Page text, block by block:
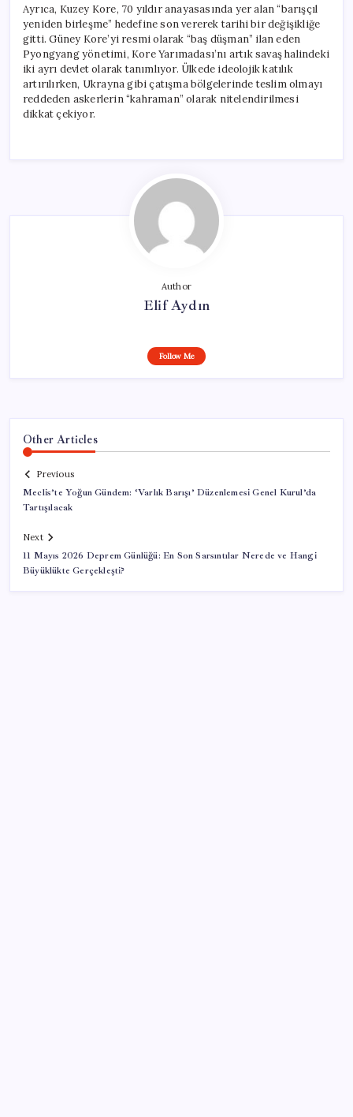
Ayrıca, Kuzey Kore, 70 yıldır anayasasında yer alan “barışçıl
yeniden birleşme” hedefine son vererek tarihi bir değişikliğe
gitti. Güney Kore’yi resmi olarak “baş düşman” ilan eden
Pyongyang yönetimi, Kore Yarımadası’nı artık savaş halindeki
iki ayrı devlet olarak tanımlıyor. Ülkede ideolojik katılık
artırılırken, Ukrayna gibi çatışma bölgelerinde teslim olmayı
reddeden askerlerin “kahraman” olarak nitelendirilmesi
dikkat çekiyor.
Author
Elif Aydın
Follow Me
Other Articles
Previous
Meclis’te Yoğun Gündem: ‘Varlık Barışı’ Düzenlemesi Genel Kurul’da
Tartışılacak
Next
11 Mayıs 2026 Deprem Günlüğü: En Son Sarsıntılar Nerede ve Hangi
Büyüklükte Gerçekleşti?